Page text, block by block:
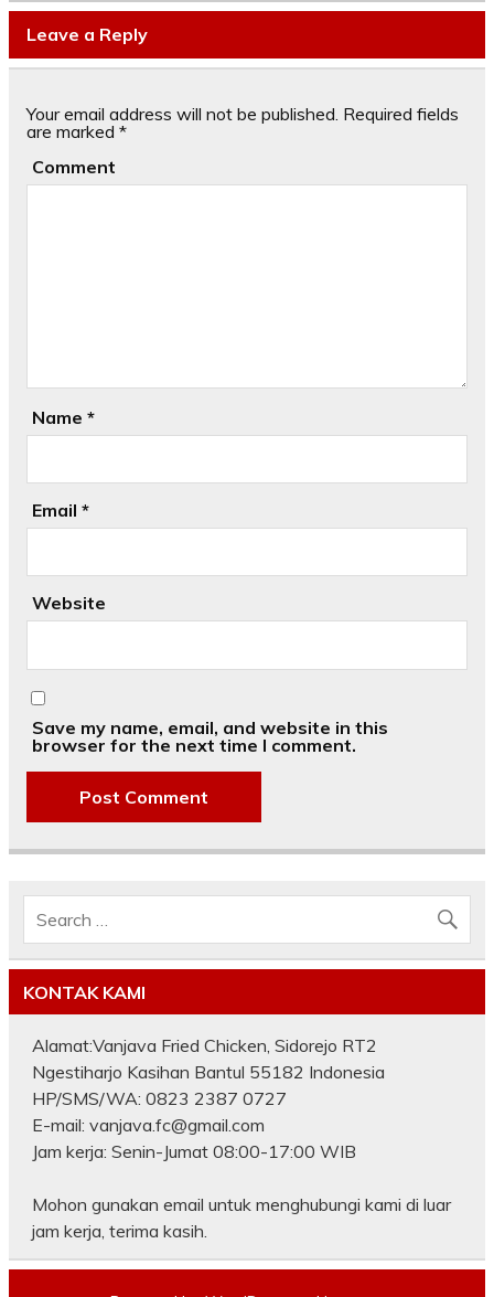
Leave a Reply
Your email address will not be published. Required fields
are marked *
Comment
Name *
Email *
Website
Save my name, email, and website in this
browser for the next time I comment.
KONTAK KAMI
Alamat:Vanjava Fried Chicken, Sidorejo RT2
Ngestiharjo Kasihan Bantul 55182 Indonesia
HP/SMS/WA: 0823 2387 0727
E-mail: vanjava.fc@gmail.com
Jam kerja: Senin-Jumat 08:00-17:00 WIB
Mohon gunakan email untuk menghubungi kami di luar
jam kerja, terima kasih.